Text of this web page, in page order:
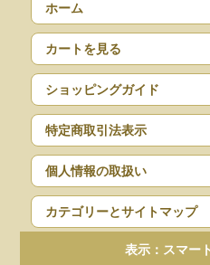
ホーム
カートを見る
ショッピングガイド
特定商取引法表示
個人情報の取扱い
カテゴリーとサイトマップ
表示：スマー